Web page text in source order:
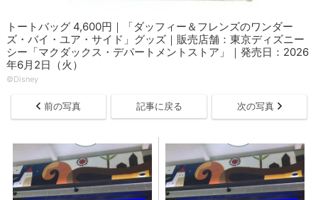
トートバッグ 4,600円｜「ダッフィー＆フレンズのワンダー
ズ・バイ・ユア・サイド」グッズ｜販売店舗：東京ディズニー
シー「マクダックス・デパートメントストア」｜発売日：2026
年6月2日（火）
©Disney
前の写真 記事に戻る 次の写真